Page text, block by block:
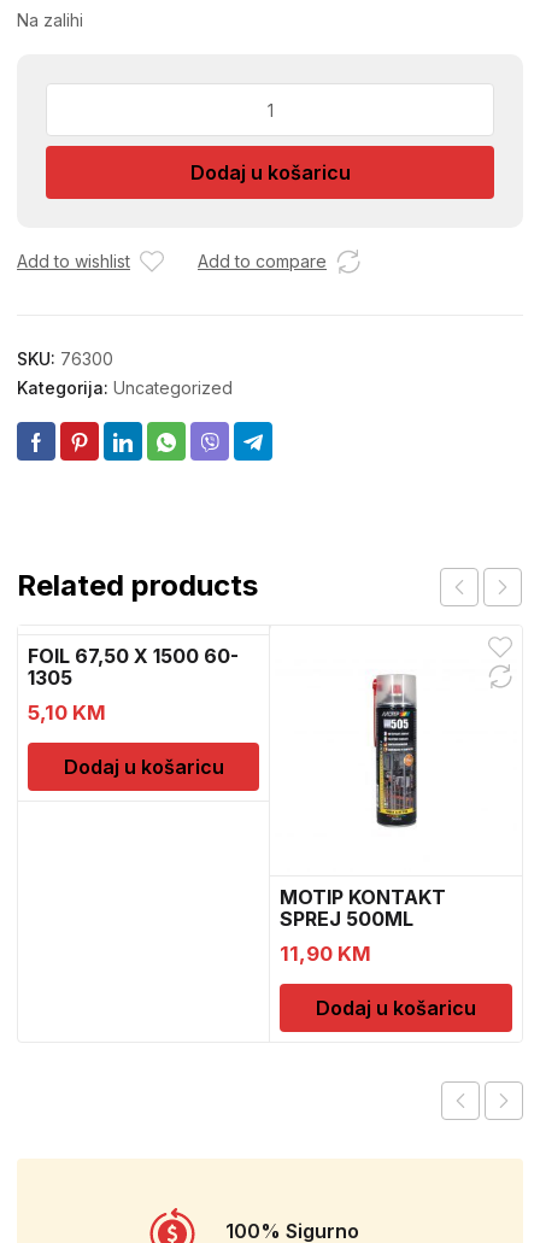
Na zalihi
ZA
PLOCA
količina
Dodaj u košaricu
Add to wishlist Add to compare
SKU: 76300
Kategorija: Uncategorized
Related products
FOIL 67,50 X 1500 60-
1305
5,10 KM
Dodaj u košaricu
MOTIP KONTAKT
SPREJ 500ML
M090505
11,90 KM
Dodaj u košaricu
100% Sigurno